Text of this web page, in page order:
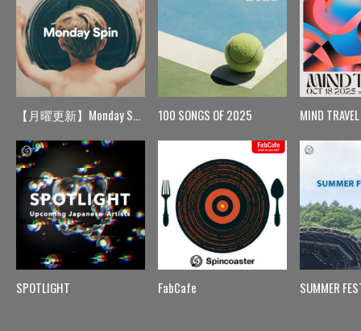
【月曜更新】Monday Spin
SPOTLIGHT
100 SONGS OF 2025
FabCafe
MIND TRAVEL
SUMMER